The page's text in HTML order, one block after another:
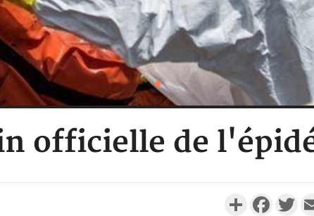
officielle de
Partager